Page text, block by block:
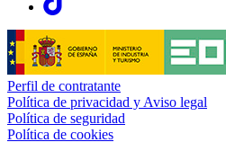
Perfil de contratante
Política de privacidad y Aviso legal
Política de seguridad
Política de cookies